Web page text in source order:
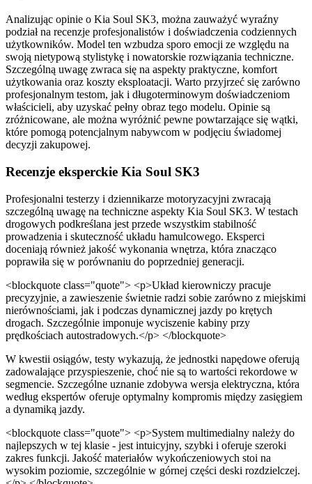
Analizując opinie o Kia Soul SK3, można zauważyć wyraźny
podział na recenzje profesjonalistów i doświadczenia codziennych
użytkowników. Model ten wzbudza sporo emocji ze względu na
swoją nietypową stylistykę i nowatorskie rozwiązania techniczne.
Szczególną uwagę zwraca się na aspekty praktyczne, komfort
użytkowania oraz koszty eksploatacji. Warto przyjrzeć się zarówno
profesjonalnym testom, jak i długoterminowym doświadczeniom
właścicieli, aby uzyskać pełny obraz tego modelu. Opinie są
zróżnicowane, ale można wyróżnić pewne powtarzające się wątki,
które pomogą potencjalnym nabywcom w podjęciu świadomej
decyzji zakupowej.
Recenzje eksperckie Kia Soul SK3
Profesjonalni testerzy i dziennikarze motoryzacyjni zwracają
szczególną uwagę na techniczne aspekty Kia Soul SK3. W testach
drogowych podkreślana jest przede wszystkim stabilność
prowadzenia i skuteczność układu hamulcowego. Eksperci
doceniają również jakość wykonania wnętrza, która znacząco
poprawiła się w porównaniu do poprzedniej generacji.
<blockquote class="quote"> <p>Układ kierowniczy pracuje
precyzyjnie, a zawieszenie świetnie radzi sobie zarówno z miejskimi
nierównościami, jak i podczas dynamicznej jazdy po krętych
drogach. Szczególnie imponuje wyciszenie kabiny przy
prędkościach autostradowych.</p> </blockquote>
W kwestii osiągów, testy wykazują, że jednostki napędowe oferują
zadowalające przyspieszenie, choć nie są to wartości rekordowe w
segmencie. Szczególne uznanie zdobywa wersja elektryczna, która
według ekspertów oferuje optymalny kompromis między zasięgiem
a dynamiką jazdy.
<blockquote class="quote"> <p>System multimedialny należy do
najlepszych w tej klasie - jest intuicyjny, szybki i oferuje szeroki
zakres funkcji. Jakość materiałów wykończeniowych stoi na
wysokim poziomie, szczególnie w górnej części deski rozdzielczej.